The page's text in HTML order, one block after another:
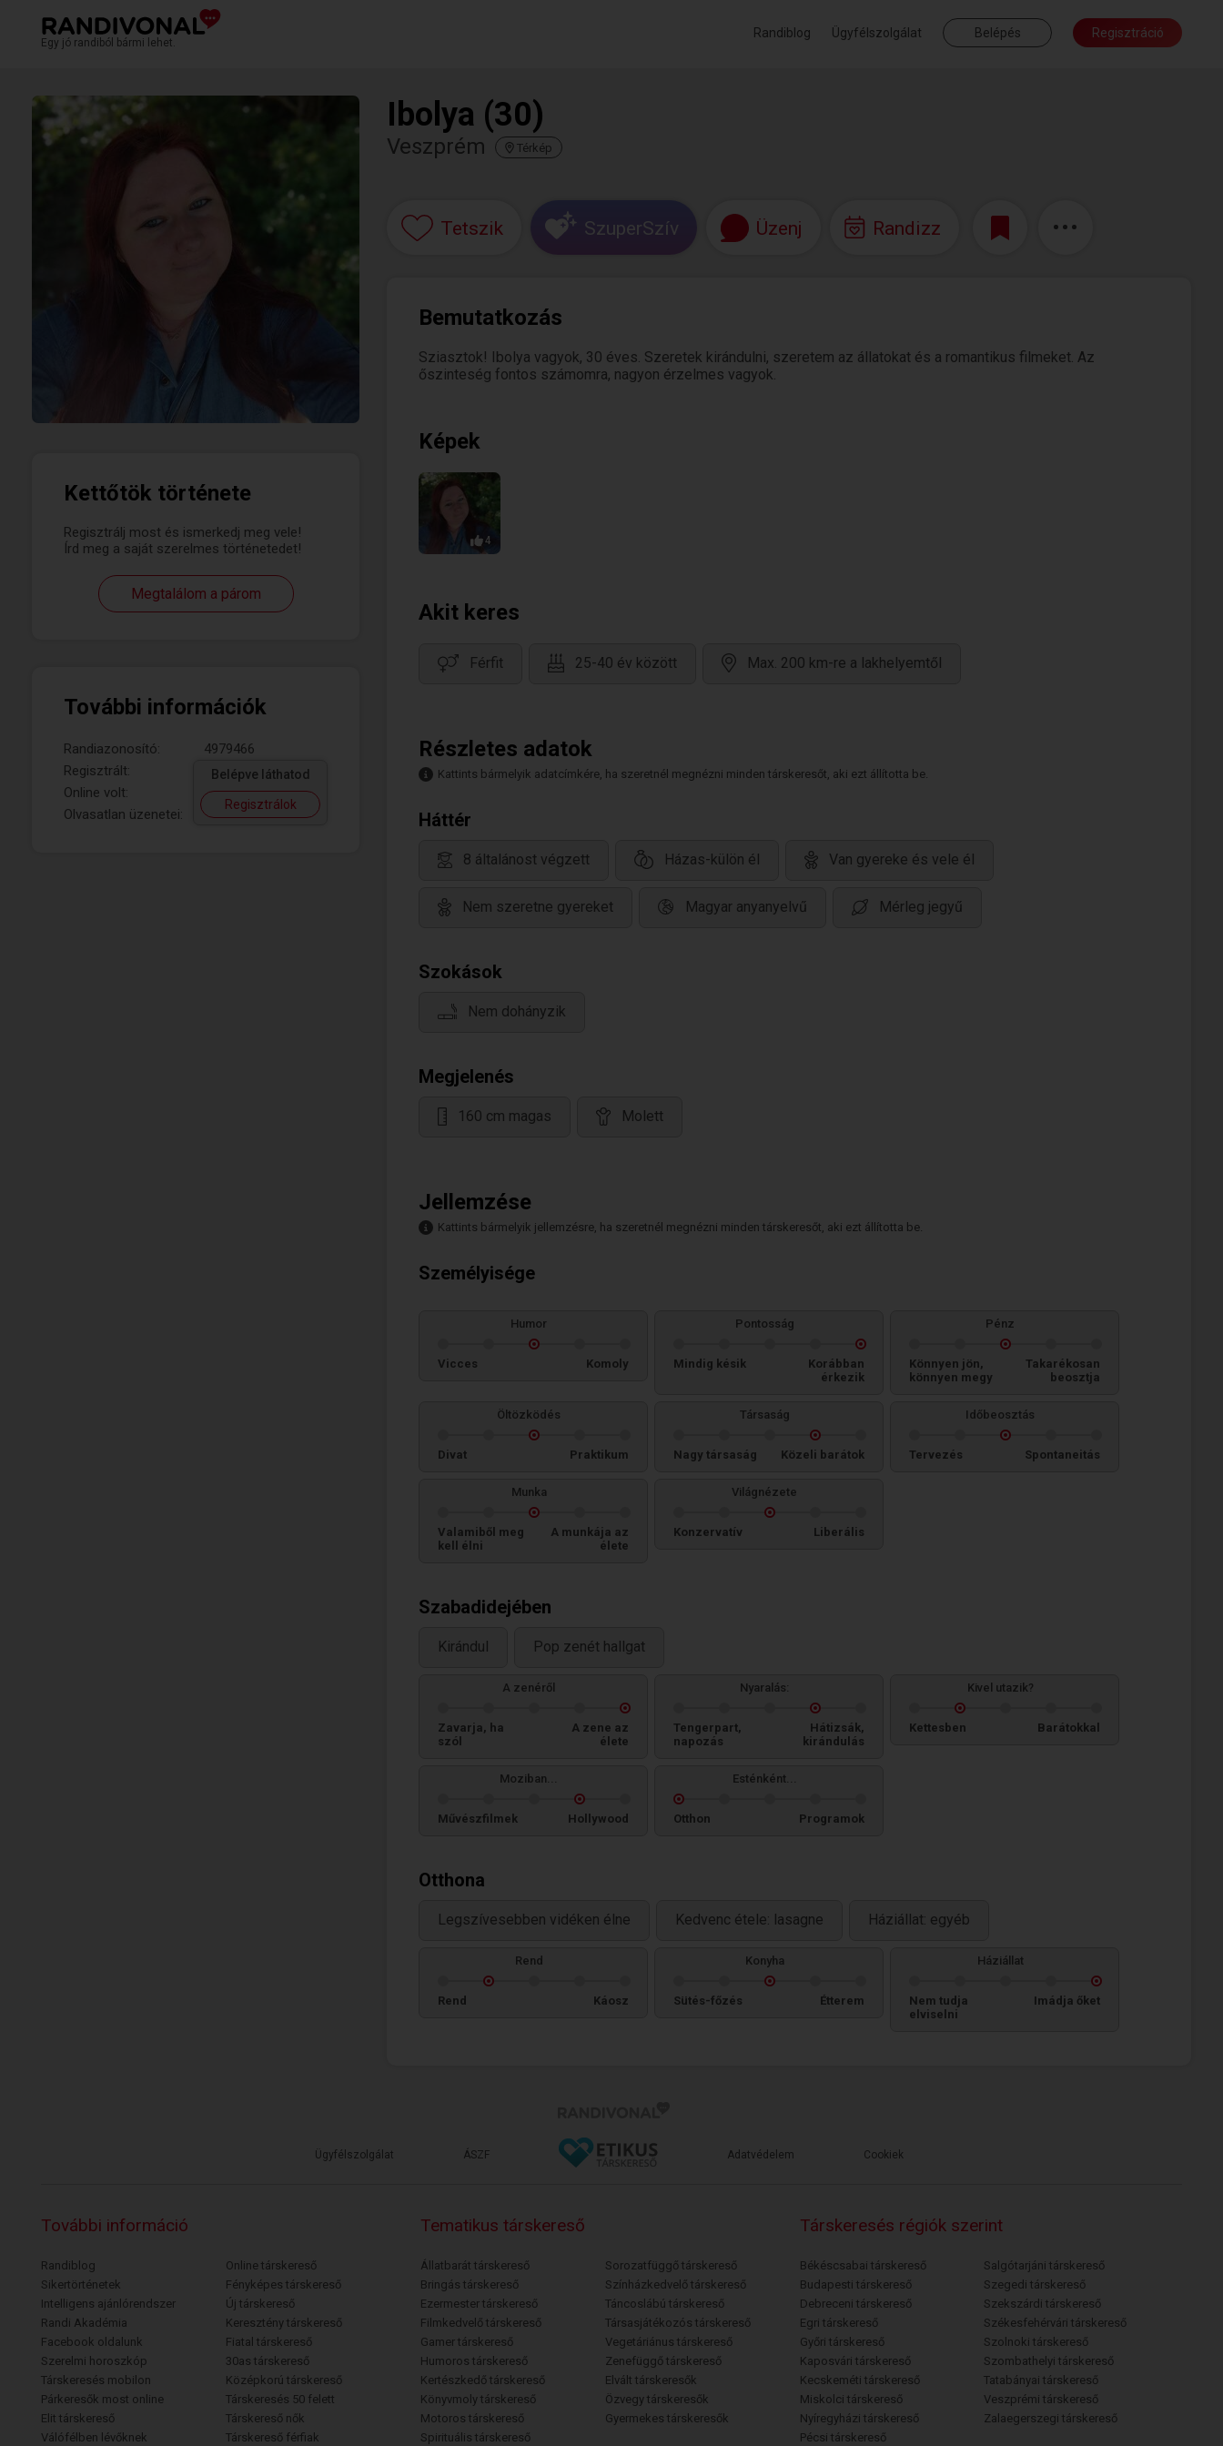
Egy jó randiból bármi lehet.
Randiblog Ügyfélszolgálat Belépés Regisztráció
Kettőtök története
Regisztrálj most és ismerkedj meg vele!
Írd meg a saját szerelmes történetedet!
Megtalálom a párom
További információk
Randiazonosító:
4979466
Regisztrált:
Online volt:
Olvasatlan üzenetei:
Belépve láthatod
Regisztrálok
Ibolya (30)
Veszprém Térkép
Tetszik SzuperSzív Üzenj Randizz
Bemutatkozás
Sziasztok! Ibolya vagyok, 30 éves. Szeretek kirándulni, szeretem az állatokat és a romantikus filmeket. Az
őszinteség fontos számomra, nagyon érzelmes vagyok.
Képek
4
Akit keres
Férfit 25-40 év között Max. 200 km-re a lakhelyemtől
Részletes adatok
Kattints bármelyik adatcímkére, ha szeretnél megnézni minden társkeresőt, aki ezt állította be.
Háttér
8 általánost végzett Házas-külön él Van gyereke és vele él
Nem szeretne gyereket Magyar anyanyelvű Mérleg jegyű
Szokások
Nem dohányzik
Megjelenés
160 cm magas Molett
Jellemzése
Kattints bármelyik jellemzésre, ha szeretnél megnézni minden társkeresőt, aki ezt állította be.
Személyisége
Humor
Vicces Komoly
Pontosság
Mindig késik
Korábban
érkezik
Pénz
Könnyen jön,
könnyen megy
Takarékosan
beosztja
Öltözködés
Divat Praktikum
Társaság
Nagy társaság Közeli barátok
Időbeosztás
Tervezés Spontaneitás
Munka
Valamiből meg
kell élni
A munkája az
élete
Világnézete
Konzervatív Liberális
Szabadidejében
Kirándul Pop zenét hallgat
A zenéről
Zavarja, ha
szól
A zene az
élete
Nyaralás:
Tengerpart,
napozás
Hátizsák,
kirándulás
Kivel utazik?
Kettesben Barátokkal
Moziban...
Művészfilmek Hollywood
Esténként...
Otthon Programok
Otthona
Legszívesebben vidéken élne Kedvenc étele: lasagne Háziállat: egyéb
Rend
Rend Káosz
Konyha
Sütés-főzés Étterem
Háziállat
Nem tudja
elviselni
Imádja őket
Ügyfélszolgálat ÁSZF Adatvédelem Cookiek
További információ
Randiblog
Sikertörténetek
Intelligens ajánlórendszer
Randi Akadémia
Facebook oldalunk
Szerelmi horoszkóp
Társkeresés mobilon
Párkeresők most online
Elit társkereső
Válófélben lévőknek
Online társkereső
Fényképes társkereső
Új társkereső
Keresztény társkereső
Fiatal társkereső
30as társkereső
Középkorú társkereső
Társkeresés 50 felett
Társkereső nők
Társkereső férfiak
Tematikus társkereső
Állatbarát társkereső
Bringás társkereső
Ezermester társkereső
Filmkedvelő társkereső
Gamer társkereső
Humoros társkereső
Kertészkedő társkereső
Könyvmoly társkereső
Motoros társkereső
Spirituális társkereső
Sorozatfüggő társkereső
Színházkedvelő társkereső
Táncoslábú társkereső
Társasjátékozós társkereső
Vegetáriánus társkereső
Zenefüggő társkereső
Elvált társkeresők
Özvegy társkeresők
Gyermekes társkeresők
Társkeresés régiók szerint
Békéscsabai társkereső
Budapesti társkereső
Debreceni társkereső
Egri társkereső
Győri társkereső
Kaposvári társkereső
Kecskeméti társkereső
Miskolci társkereső
Nyíregyházi társkereső
Pécsi társkereső
Salgótarjáni társkereső
Szegedi társkereső
Szekszárdi társkereső
Székesfehérvári társkereső
Szolnoki társkereső
Szombathelyi társkereső
Tatabányai társkereső
Veszprémi társkereső
Zalaegerszegi társkereső